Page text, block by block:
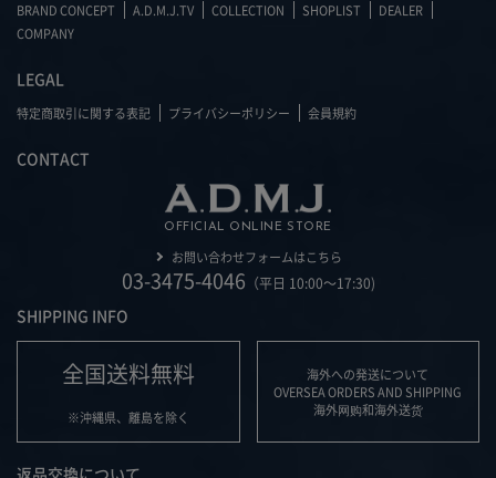
BRAND CONCEPT A.D.M.J.TV COLLECTION SHOPLIST
DEALER
COMPANY
LEGAL
特定商取引に関する表記 プライバシーポリシー 会員規約
CONTACT
OFFICIAL ONLINE STORE
お問い合わせフォームはこちら
03-3475-4046 （平日 10:00～17:30)
SHIPPING INFO
全国送料無料
※沖縄県、離島を除く
海外への発送について
OVERSEA ORDERS AND SHIPPING
海外网购和海外送货
返品交換について